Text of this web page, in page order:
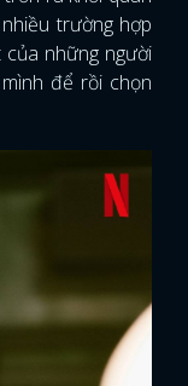
x
trường hợp
những người
để rồi chọn